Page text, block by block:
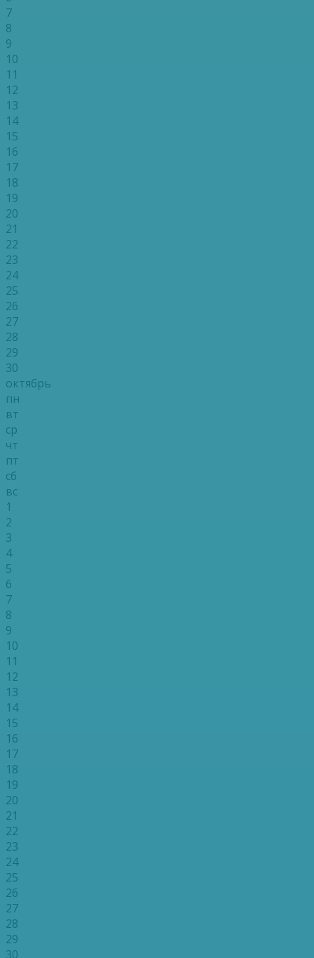
7
8
9
10
11
12
13
14
15
16
17
18
19
20
21
22
23
24
25
26
27
28
29
30
октябрь
пн
вт
ср
чт
пт
сб
вс
1
2
3
4
5
6
7
8
9
10
11
12
13
14
15
16
17
18
19
20
21
22
23
24
25
26
27
28
29
30